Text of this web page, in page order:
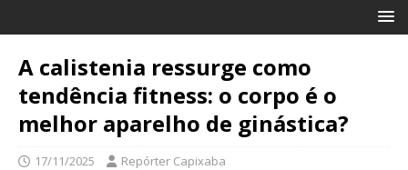
A calistenia ressurge como
tendência fitness: o corpo é o
melhor aparelho de ginástica?
17/11/2025 Repórter Capixaba